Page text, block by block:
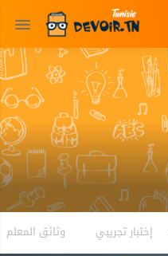
إختبار تجريبي وثائق المعلم